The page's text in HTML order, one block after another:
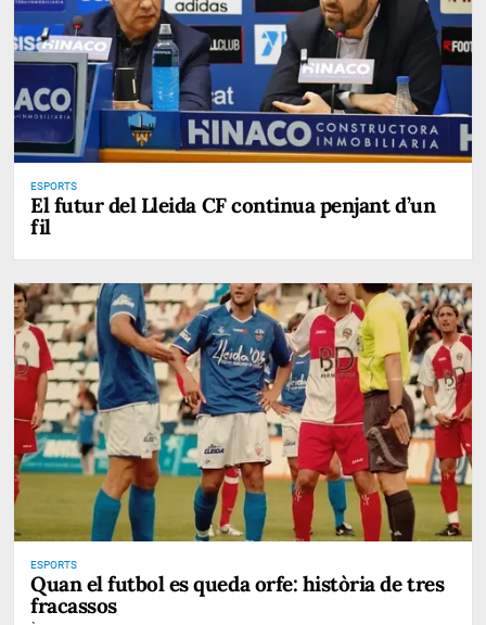
ESPORTS
El futur del Lleida CF continua penjant d’un
fil
ESPORTS
Quan el futbol es queda orfe: història de tres
fracassos